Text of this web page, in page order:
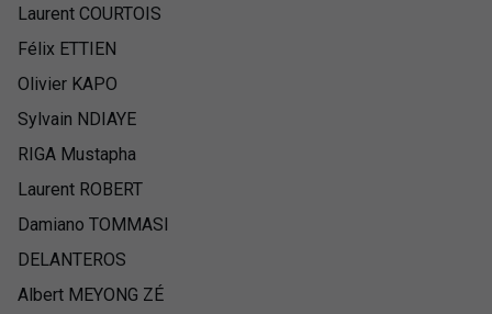
Laurent COURTOIS
Félix ETTIEN
Olivier KAPO
Sylvain NDIAYE
RIGA Mustapha
Laurent ROBERT
Damiano TOMMASI
DELANTEROS
Albert MEYONG ZÉ